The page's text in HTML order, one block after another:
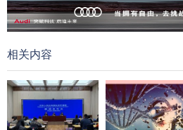
相关内容